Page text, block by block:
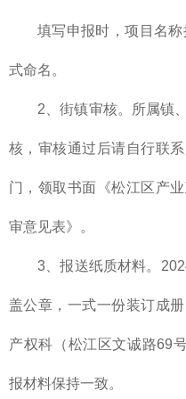
填写申报时，项目名称
式命名。
2、街镇审核。所属镇
核，审核通过后请自行联
门，领取书面《松江区产
审意见表》。
3、报送纸质材料。
盖公章，一式一份装订成
产权科（松江区文诚路69
报材料保持一致。